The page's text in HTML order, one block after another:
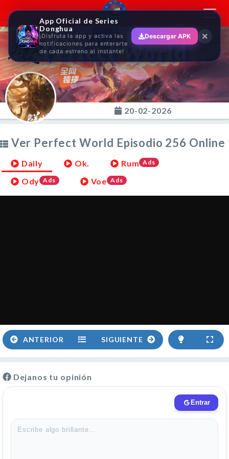
Perfect World
20-02-2026
Ver Perfect World Episodio 256 Online
Daily Ok. Rum Ads
Ody Ads Voe Ads
ANTERIOR SIGUIENTE
Dejanos tu opinión
App Oficial de Series
Donghua
¡Disfruta la app y activa las
notificaciones para enterarte
de cada estreno al instante!
Descargar APK